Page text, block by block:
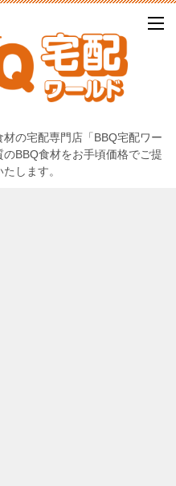
材の宅配専門店「BBQ宅配ワー
BBQ食材をお手頃価格でご提
します。